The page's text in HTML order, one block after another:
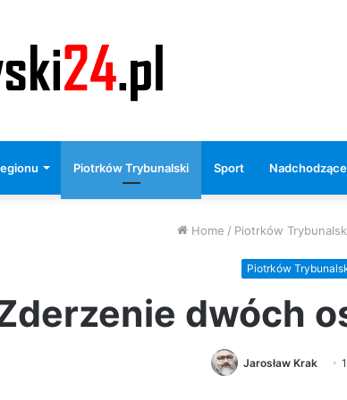
Piotrków Trybunalski Sport
Home / Piotrków
Piotrków
dwóch
Jarosław Krak